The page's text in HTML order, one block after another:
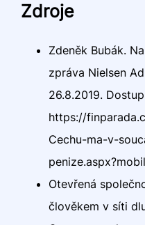
Zdroje
Zdeněk Bubák.
zpráva Nielsen
26.8.2019.
https://
Cechu-ma-v-
Otevřená
člověkem v síti